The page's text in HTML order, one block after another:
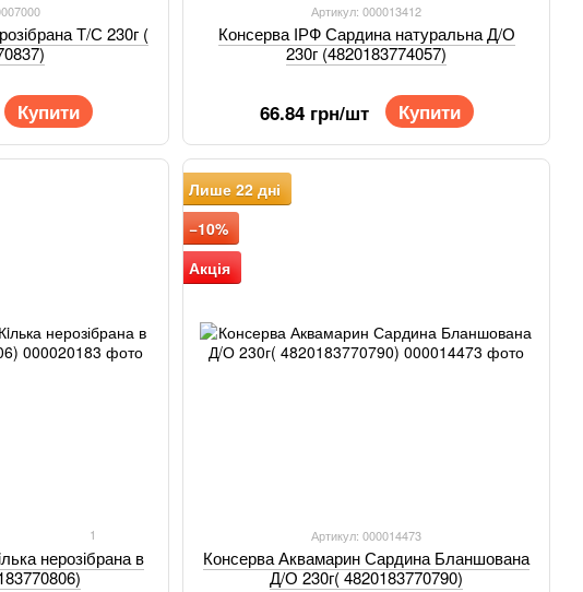
Т/С 230г (
Купити
Артикул: 000013412
Консерва ІРФ Сардина натуральна Д/О
230г (4820183774057)
66.84 грн/шт Купити
1
нерозібрана в
Лише 22 дні
−10%
Акція
Артикул: 000014473
Консерва Аквамарин Сардина Бланшована
Д/О 230г( 4820183770790)